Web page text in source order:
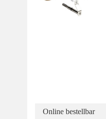
Online bestellbar